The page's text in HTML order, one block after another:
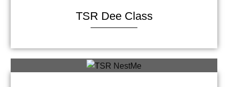
TSR Dee Class